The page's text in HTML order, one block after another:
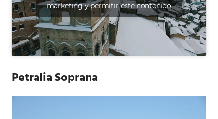
marketing y permitir este contenido
Petralia Soprana